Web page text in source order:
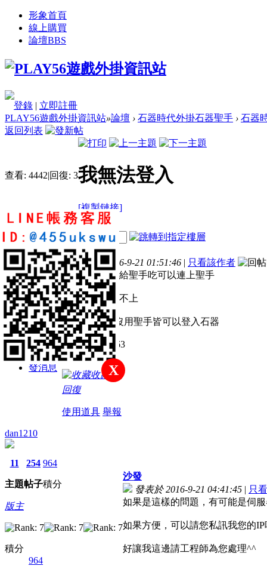
形象首頁
線上購買
論壇BBS
登錄 | 立即註冊
PLAY56遊戲外掛資訊站»論壇 › 石器時代外掛石器聖手 › 石器
返回列表
查看: 4442|回復: 3我無法登入
[複製鏈接]
99848017
2
主題
6
帖子
62
積分
註冊會員
積分
62
發消息
電梯直達
樓主
發表於 2016-9-21 01:51:46 | 只看該作者
我用手機網路給聖手吃可以連上聖手
用中華電信連不上
可是2個網路沒用聖手皆可以登入石器
LINE:HINO963
收藏
回復
使用道具 舉報
dan1210
11
主題
254
帖子
964
積分
版主
積分
964
沙發
發表於 2016-9-21 04:41:45 | 只
如果是這樣的問題，有可能是伺
如果方便，可以請您私訊我您的IP
好讓我這邊請工程師為您處理^^
X